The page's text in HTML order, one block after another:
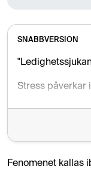
SNABBVERSION
Stress påverkar
Utöver
Fenomenet är
Fenomenet kallas